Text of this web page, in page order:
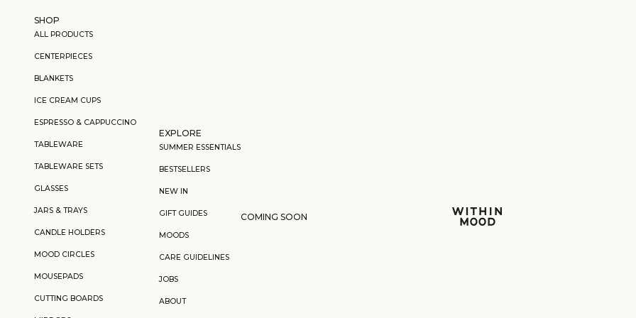
Within Mood
SHOP
ALL PRODUCTS
CENTERPIECES
BLANKETS
ICE CREAM CUPS
ESPRESSO & CAPPUCCINO
TABLEWARE
TABLEWARE SETS
GLASSES
JARS & TRAYS
CANDLE HOLDERS
MOOD CIRCLES
MOUSEPADS
CUTTING BOARDS
EXPLORE
SUMMER ESSENTIALS
BESTSELLERS
NEW IN
GIFT GUIDES
MOODS
CARE GUIDELINES
JOBS
ABOUT
COMING SOON